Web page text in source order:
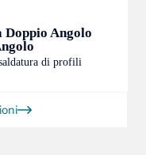
Doppio Angolo
di profili